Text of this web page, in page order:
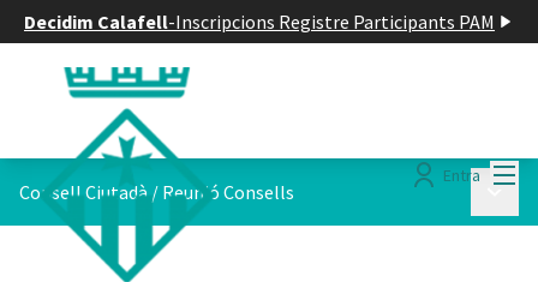
Decidim Calafell-Inscripcions Registre Participants PAM
Entra
Consell Ciutadà / Reunió Consells